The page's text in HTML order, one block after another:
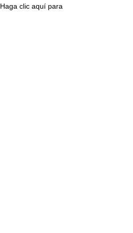
Haga clic aquí para